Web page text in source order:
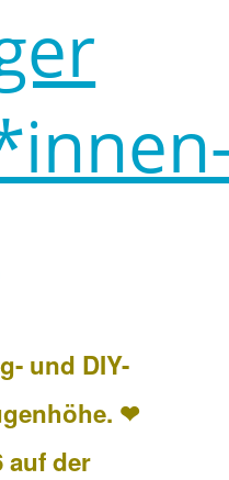
und DIY-
❤
auf der